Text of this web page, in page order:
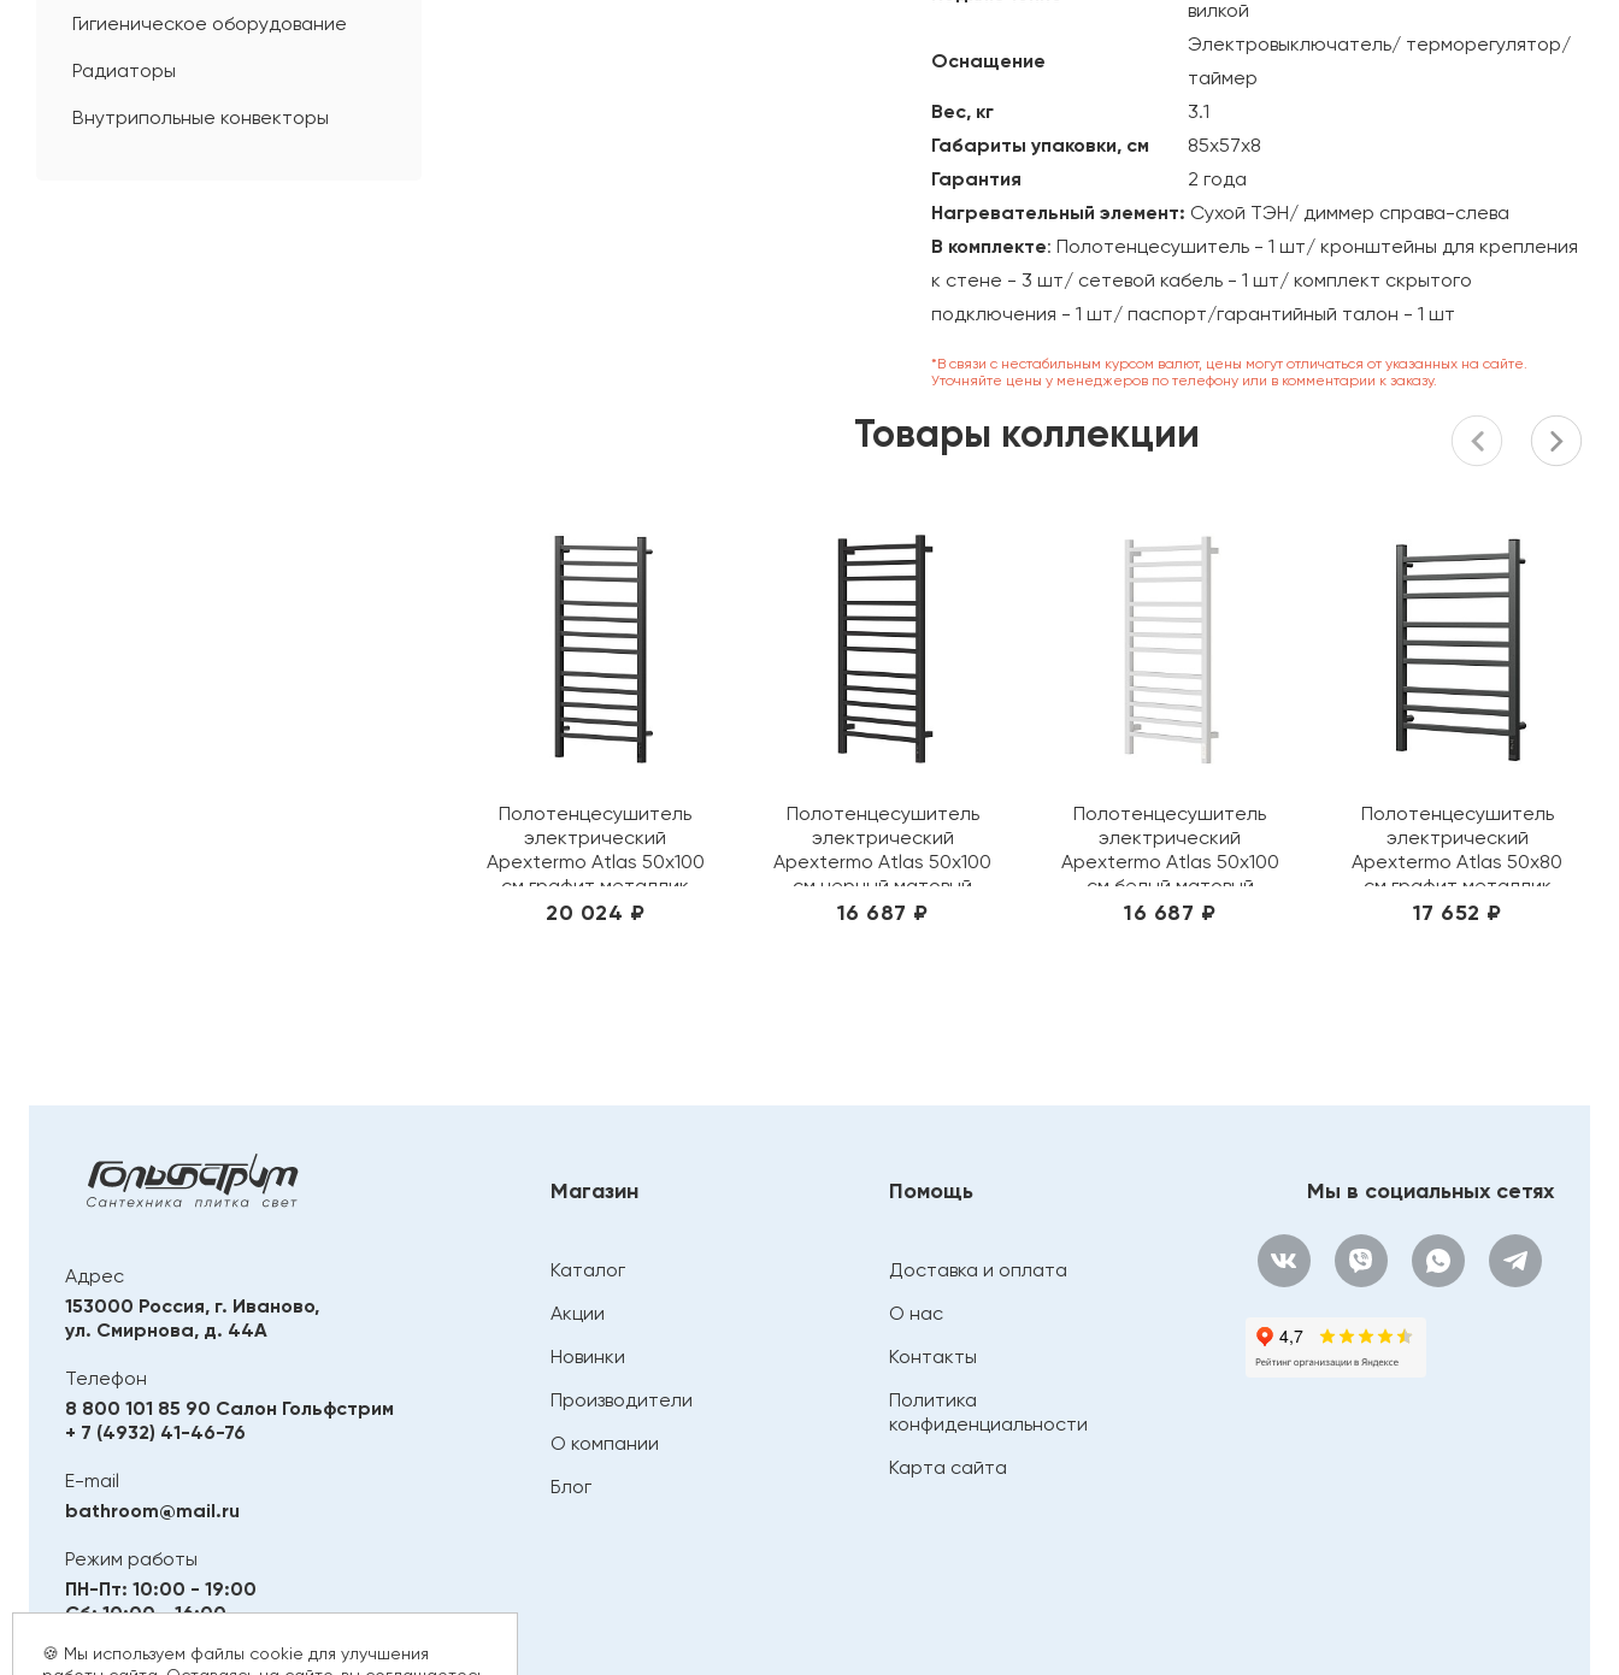
Гигиеническое оборудование
Радиаторы
Внутрипольные конвекторы
вилкой
Оснащение
Электровыключатель/ терморегулятор/
таймер
Вес, кг
3.1
Габариты упаковки, см
85х57х8
Гарантия
2 года
Нагревательный элемент: Сухой ТЭН/ диммер справа-слева
В комплекте: Полотенцесушитель - 1 шт/ кронштейны для крепления
к стене - 3 шт/ сетевой кабель - 1 шт/ комплект скрытого
подключения - 1 шт/ паспорт/гарантийный талон - 1 шт
*В связи с нестабильным курсом валют, цены могут отличаться от указанных на сайте.
Уточняйте цены у менеджеров по телефону или в комментарии к заказу.
Товары коллекции
Полотенцесушитель
электрический
Apextermo Atlas 50х100
см графит металлик
AT00105GF
20 024 ₽
Полотенцесушитель
электрический
Apextermo Atlas 50х100
см черный матовый
AT00105BM
16 687 ₽
Полотенцесушитель
электрический
Apextermo Atlas 50х100
см белый матовый
AT00105WM
16 687 ₽
Полотенцесушитель
электрический
Apextermo Atlas 50х80
см графит металлик
AT00185GF
17 652 ₽
Адрес
153000 Россия, г. Иваново,
ул. Смирнова, д. 44А
Телефон
8 800 101 85 90 Салон Гольфстрим
+ 7 (4932) 41-46-76
E-mail
bathroom@mail.ru
Режим работы
ПН-Пт: 10:00 - 19:00
Сб: 10:00 - 16:00
Магазин
Каталог
Акции
Новинки
Производители
О компании
Блог
Помощь
Доставка и оплата
О нас
Контакты
Политика
конфиденциальности
Карта сайта
Мы в социальных сетях
🍪 Мы используем файлы cookie для улучшения